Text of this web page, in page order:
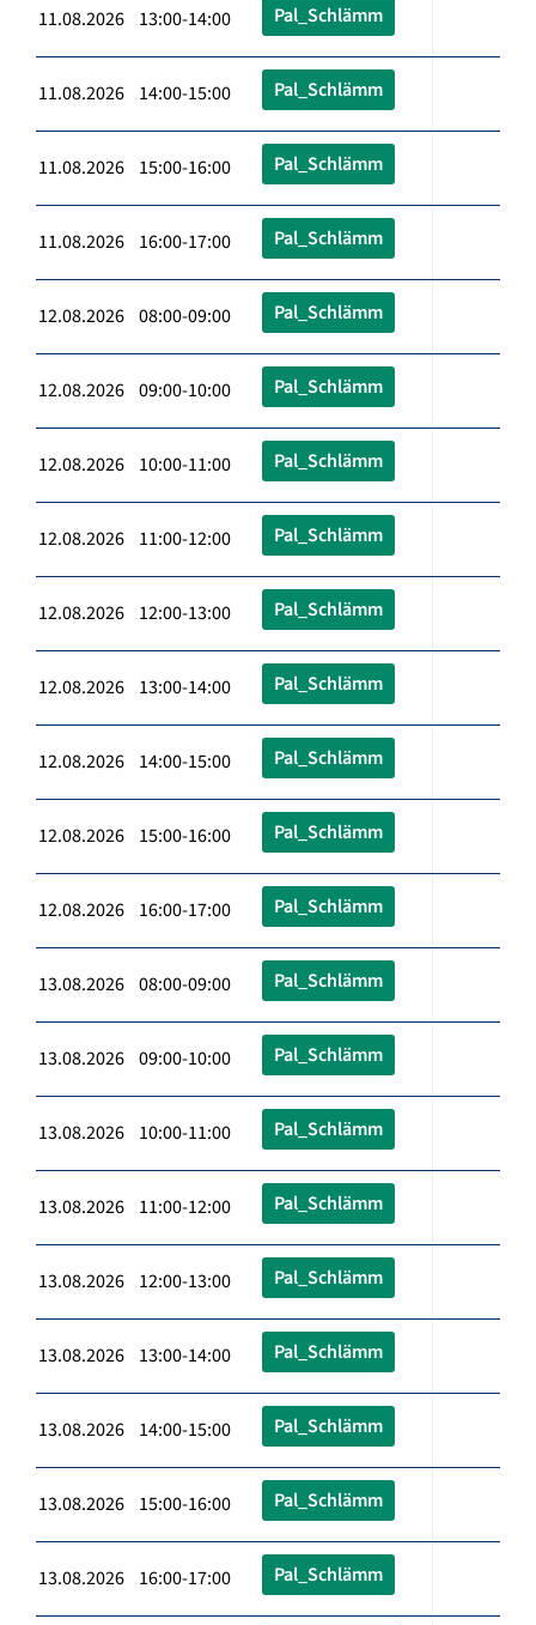
11.08.2026 13:00-14:00 Pal_Schlämm
11.08.2026 14:00-15:00 Pal_Schlämm
11.08.2026 15:00-16:00 Pal_Schlämm
11.08.2026 16:00-17:00 Pal_Schlämm
12.08.2026 08:00-09:00 Pal_Schlämm
12.08.2026 09:00-10:00 Pal_Schlämm
12.08.2026 10:00-11:00 Pal_Schlämm
12.08.2026 11:00-12:00 Pal_Schlämm
12.08.2026 12:00-13:00 Pal_Schlämm
12.08.2026 13:00-14:00 Pal_Schlämm
12.08.2026 14:00-15:00 Pal_Schlämm
12.08.2026 15:00-16:00 Pal_Schlämm
12.08.2026 16:00-17:00 Pal_Schlämm
13.08.2026 08:00-09:00 Pal_Schlämm
13.08.2026 09:00-10:00 Pal_Schlämm
13.08.2026 10:00-11:00 Pal_Schlämm
13.08.2026 11:00-12:00 Pal_Schlämm
13.08.2026 12:00-13:00 Pal_Schlämm
13.08.2026 13:00-14:00 Pal_Schlämm
13.08.2026 14:00-15:00 Pal_Schlämm
13.08.2026 15:00-16:00 Pal_Schlämm
13.08.2026 16:00-17:00 Pal_Schlämm